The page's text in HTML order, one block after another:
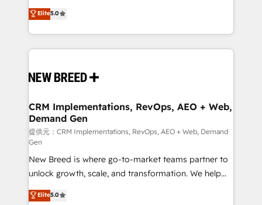
Perplexity等のAI検索からの流入・引用を前提にコンテ
ンツとサイト構造を最適化。 🏆 なぜ100incを選ぶの
ISO9001:2015 取得 ✓ 400社以上の導入実績 ✓
HubSpot大百科 出版 CRM・AI活用に関するご相談、現
せください。
security. 🏆 Why Bluleadz? GTM OS Partner | 16+
Years Experience | 1,000+ Five-Star Reviews
into a revenue engine. Our unified ecosystem
includes specialized divisions Globalia (AI &
Software) and Point Success Media (Paid Media),
making this the official home for all three brands. 🔄
and system integrations powered by Globalia’s
trainers to drive platform adoption. 📈 Revenue
Generation - Full-funnel marketing and high-
performance advertising via Point Success Media. -
Expert deployment of Breeze AI and custom agents
to automate growth. 🏆 Elite Excellence - 8 platform
accreditations and deep HIPAA-compliance
expertise. - A team of 250+ experts dedicated to
your resilient growth.
Elite5.0
CRM Implementations, RevOps, AEO + Web,
Demand Gen
提供元：CRM Implementations, RevOps, AEO + Web, Demand
Gen
New Breed is where go-to-market teams partner to
unlock growth, scale, and transformation. We help
companies activate HubSpot’s AI-powered
customer platform and operationalize HubSpot’s
Elite5.0